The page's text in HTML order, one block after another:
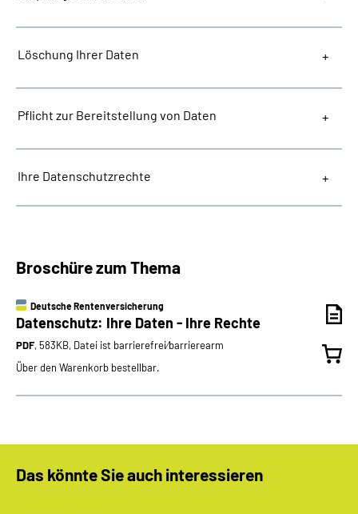
Löschung Ihrer Daten
Pflicht zur Bereitstellung von Daten
Ihre Datenschutzrechte
Broschüre zum Thema
Deutsche Rentenversicherung
Datenschutz: Ihre Daten - Ihre Rechte
PDF, 583KB, Datei ist barrierefrei⁄barrierearm
Über den Warenkorb bestellbar.
Das könnte Sie auch interessieren